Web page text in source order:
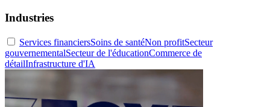
Industries
Services financiersSoins de santéNon profitSecteur
gouvernementalSecteur de l'éducationCommerce de
détailInfrastructure d'IA